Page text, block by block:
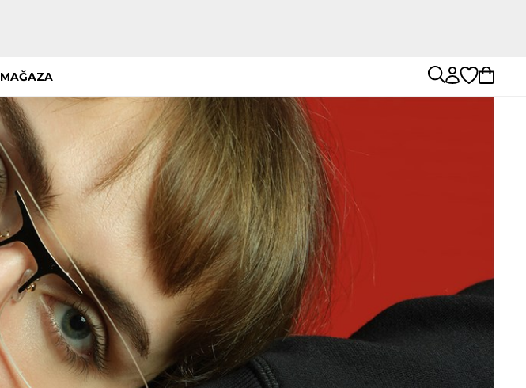
MAĞAZA